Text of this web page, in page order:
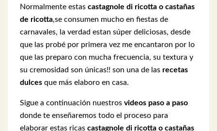
Normalmente estas castagnole di ricotta o castañas
de ricotta,se consumen mucho en fiestas de
carnavales, la verdad estan súper deliciosas, desde
que las probé por primera vez me encantaron por lo
que las preparo con mucha frecuencia, su textura y
su cremosidad son únicas!! son una de las recetas
dulces que más elaboro en casa.
Sigue a continuación nuestros videos paso a paso
donde te enseñaremos todo el proceso para
elaborar estas ricas castagnole di ricotta o castañas